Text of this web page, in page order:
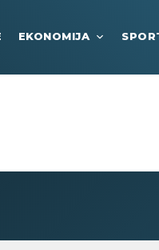
EKONOMIJA